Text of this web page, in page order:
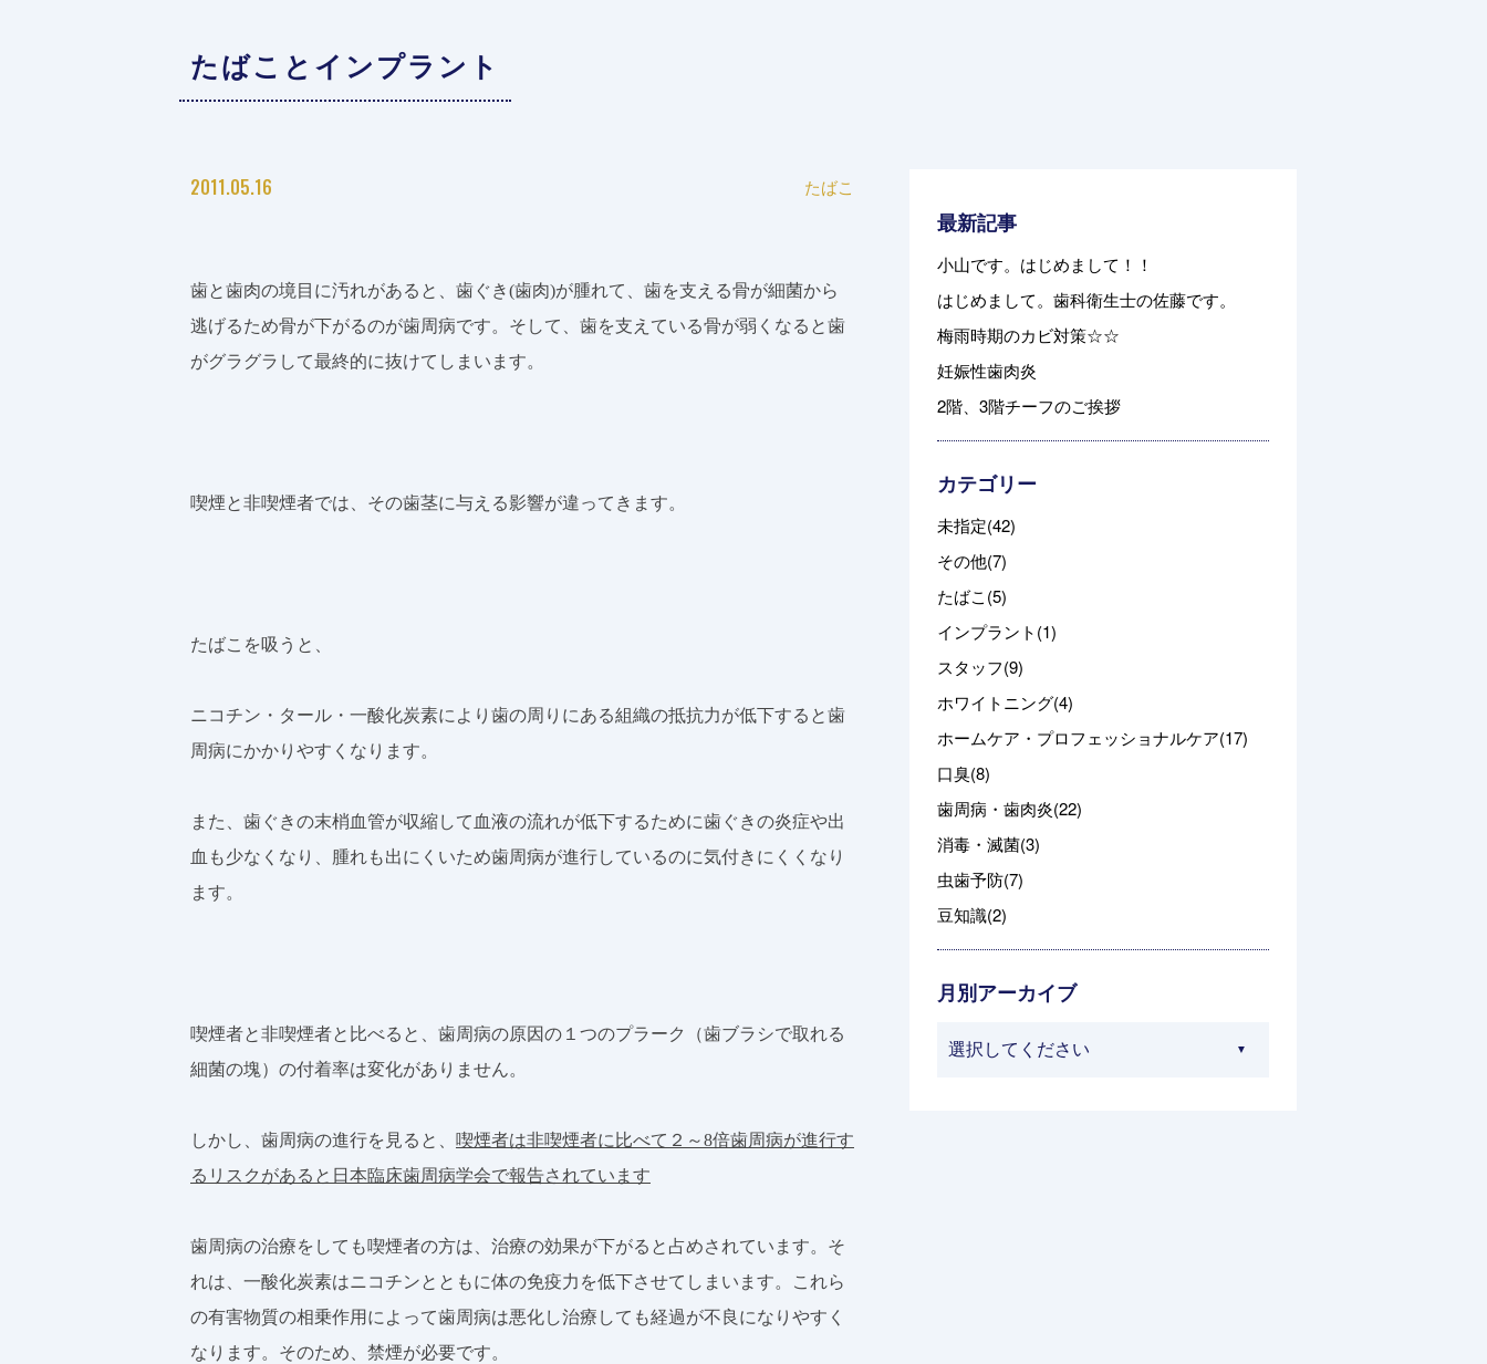
たばことインプラント
2011.05.16 たばこ
歯と歯肉の境目に汚れがあると、歯ぐき(歯肉)が腫れて、歯を支える骨が細菌から
逃げるため骨が下がるのが歯周病です。そして、歯を支えている骨が弱くなると歯
がグラグラして最終的に抜けてしまいます。
喫煙と非喫煙者では、その歯茎に与える影響が違ってきます。
たばこを吸うと、
ニコチン・タール・一酸化炭素により歯の周りにある組織の抵抗力が低下すると歯
周病にかかりやすくなります。
また、歯ぐきの末梢血管が収縮して血液の流れが低下するために歯ぐきの炎症や出
血も少なくなり、腫れも出にくいため歯周病が進行しているのに気付きにくくなり
ます。
喫煙者と非喫煙者と比べると、歯周病の原因の１つのプラーク（歯ブラシで取れる
細菌の塊）の付着率は変化がありません。
しかし、歯周病の進行を見ると、 喫煙者は非喫煙者に比べて２～8倍歯周病が進行す
るリスクがあると日本臨床歯周病学会で報告されています
歯周病の治療をしても喫煙者の方は、治療の効果が下がると占めされています。そ
れは、一酸化炭素はニコチンとともに体の免疫力を低下させてしまいます。これら
の有害物質の相乗作用によって歯周病は悪化し治療しても経過が不良になりやすく
なります。そのため、禁煙が必要です。
最新記事
小山です。はじめまして！！
はじめまして。歯科衛生士の佐藤です。
梅雨時期のカビ対策☆☆
妊娠性歯肉炎
2階、3階チーフのご挨拶
カテゴリー
未指定(42)
その他(7)
たばこ(5)
インプラント(1)
スタッフ(9)
ホワイトニング(4)
ホームケア・プロフェッショナルケア(17)
口臭(8)
歯周病・歯肉炎(22)
消毒・滅菌(3)
虫歯予防(7)
豆知識(2)
月別アーカイブ